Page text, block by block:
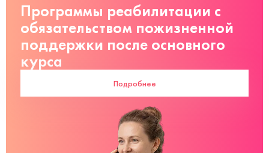
Программы реабилитации с
обязательством пожизненной
поддержки после основного
курса
Подробнее